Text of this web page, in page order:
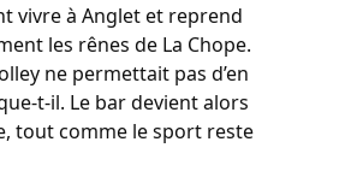
vivre à Anglet et reprend
les rênes de La Chope.
ne permettait pas d’en
t-il. Le bar devient alors
tout comme le sport reste